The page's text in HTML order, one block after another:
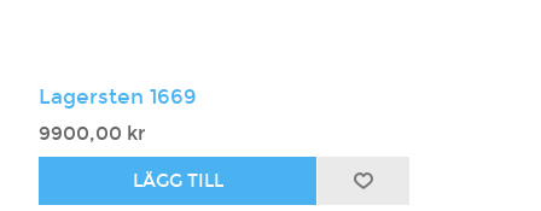
Lagersten 1669
9900,00 kr